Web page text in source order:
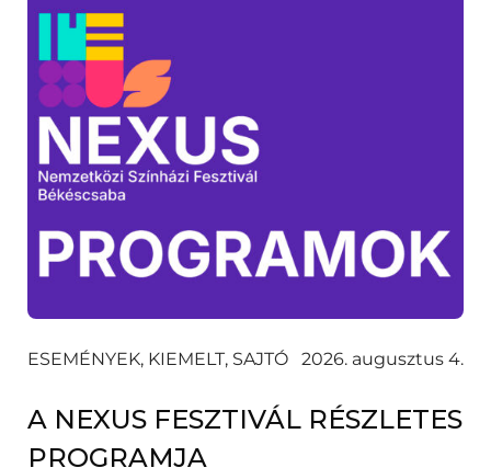
ESEMÉNYEK, KIEMELT, SAJTÓ 2026. augusztus 4.
A NEXUS FESZTIVÁL RÉSZLETES
PROGRAMJA